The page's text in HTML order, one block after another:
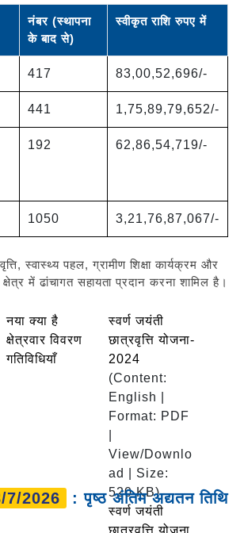
नंबर (स्थापना
के बाद से)
स्वीकृत राशि रुपए में
417 83,00,52,696/-
441 1,75,89,79,652/-
192 62,86,54,719/-
1050 3,21,76,87,067/-
स्वास्थ्य पहल, ग्रामीण शिक्षा कार्यक्रम और
में ढांचागत सहायता प्रदान करना शामिल है।
नया क्या है
क्षेत्रवार विवरण
गतिविधियाँ
स्वर्ण जयंती
छात्रवृत्ति योजना-
2024
(Content:
English |
Format: PDF
View/Downlo
ad | Size:
520 KB)
स्वर्ण जयंती
छात्रवृत्ति योजना
7/2026 : पृष्ठ अंतिम अद्यतन तिथि